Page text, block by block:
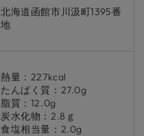
北海道函館市川汲町1395番
地
熱量：227kcal
たんぱく質：27.0g
脂質：12.0g
炭水化物：2.8ｇ
食塩相当量：2.0g